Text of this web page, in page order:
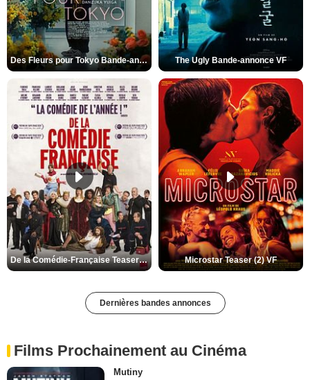
Des Fleurs pour Tokyo Bande-annonce VO STFR The Ugly Bande-annonce VF
De la Comédie-Française Teaser (3) VF Microstar Teaser (2) VF
Dernières bandes annonces
Films Prochainement au Cinéma
Mutiny